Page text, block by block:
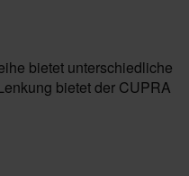
bietet unterschiedliche
bietet der CUPRA